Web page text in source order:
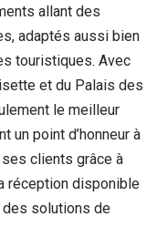
allant des
adaptés aussi bien
touristiques. Avec
et du Palais des
le meilleur
un point d’honneur à
clients grâce à
réception disponible
solutions de